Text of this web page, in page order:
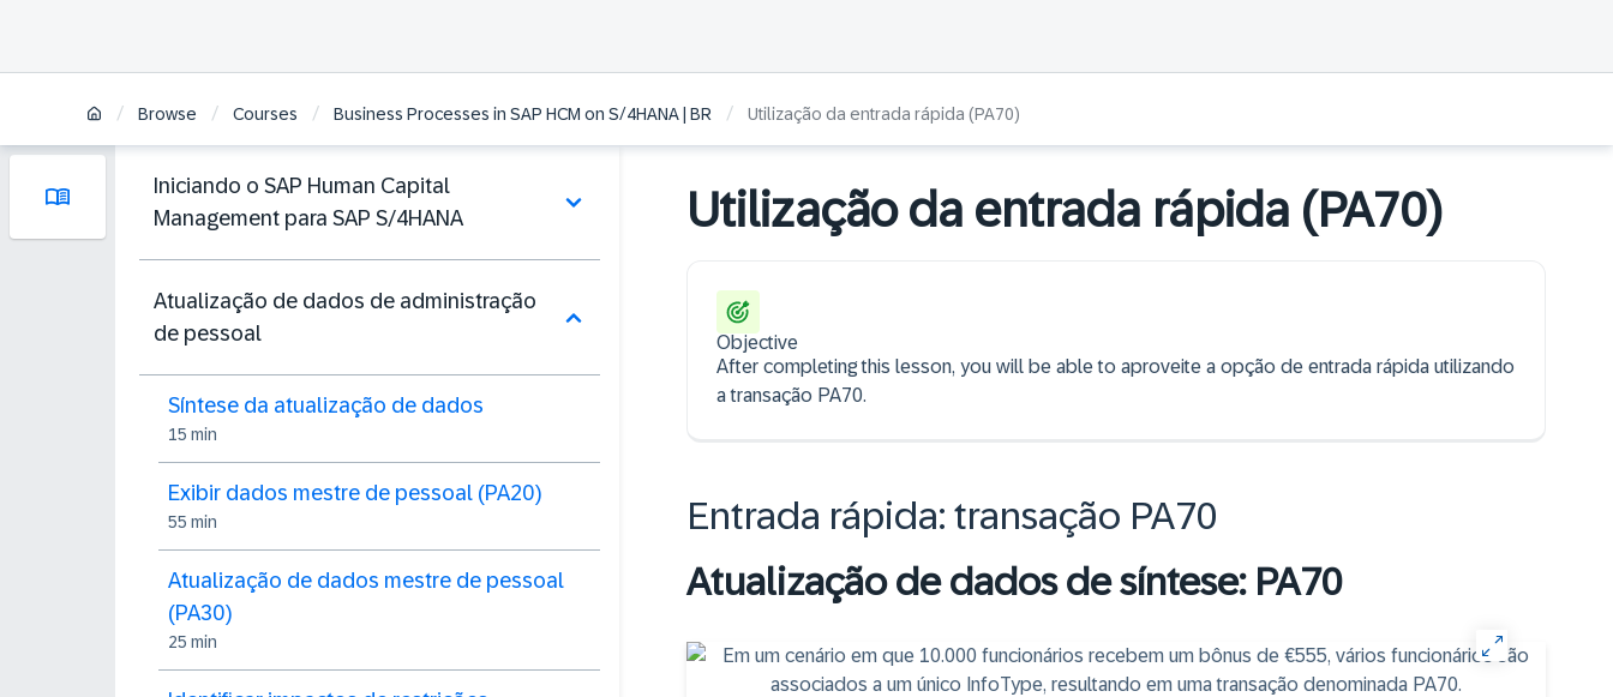
/ Browse / Courses / Business Processes in SAP HCM on S/4HANA | BR / Utilização da entrada rápida (PA70)
Iniciando o SAP Human Capital
Management para SAP S/4HANA
Atualização de dados de administração
de pessoal
Síntese da atualização de dados
15 min
Exibir dados mestre de pessoal (PA20)
55 min
Atualização de dados mestre de pessoal
(PA30)
25 min
Utilização da entrada rápida (PA70)
Objective
After completing this lesson, you will be able to aproveite a opção de entrada rápida utilizando
a transação PA70.
Entrada rápida: transação PA70
Atualização de dados de síntese: PA70